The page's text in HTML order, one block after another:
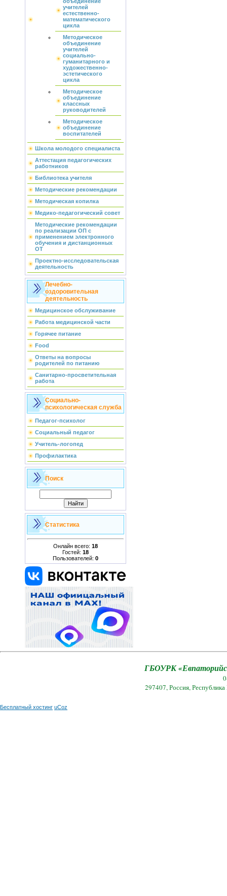
учителей
естественно-
математического
цикла
Методическое
объединение
учителей
социально-
гуманитарного и
художественно-
эстетического
цикла
Методическое
объединение
классных
руководителей
Методическое
объединение
воспитателей
Школа молодого специалиста
Аттестация педагогических
работников
Библиотека учителя
Методические рекомендации
Методическая копилка
Медико-педагогический совет
Методические рекомендации
по реализации ОП с
применением электронного
обучения и дистанционных
ОТ
Проектно-исследовательская
деятельность
Лечебно-
оздоровительная
деятельность
Медицинское обслуживание
Работа медицинской части
Горячее питание
Food
Ответы на вопросы
родителей по питанию
Санитарно-просветительная
работа
Социально-
психологическая служба
Педагог-психолог
Социальный педагог
Учитель-логопед
Профилактика
Поиск
Статистика
Онлайн всего: 18
Гостей: 18
Пользователей: 0
ГБОУРК
297407, Россия,
Бесплатный хостинг uCoz